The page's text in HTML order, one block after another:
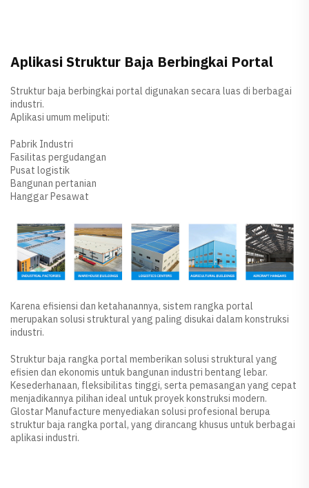
Aplikasi Struktur Baja Berbingkai Portal
Struktur baja berbingkai portal digunakan secara luas di berbagai
industri.
Aplikasi umum meliputi:
Pabrik Industri
Fasilitas pergudangan
Pusat logistik
Bangunan pertanian
Hanggar Pesawat
Karena efisiensi dan ketahanannya, sistem rangka portal
merupakan solusi struktural yang paling disukai dalam konstruksi
industri.
Struktur baja rangka portal memberikan solusi struktural yang
efisien dan ekonomis untuk bangunan industri bentang lebar.
Kesederhanaan, fleksibilitas tinggi, serta pemasangan yang cepat
menjadikannya pilihan ideal untuk proyek konstruksi modern.
Glostar Manufacture menyediakan solusi profesional berupa
struktur baja rangka portal, yang dirancang khusus untuk berbagai
aplikasi industri.